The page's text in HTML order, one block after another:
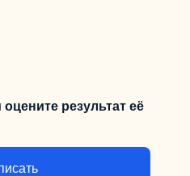
результат её